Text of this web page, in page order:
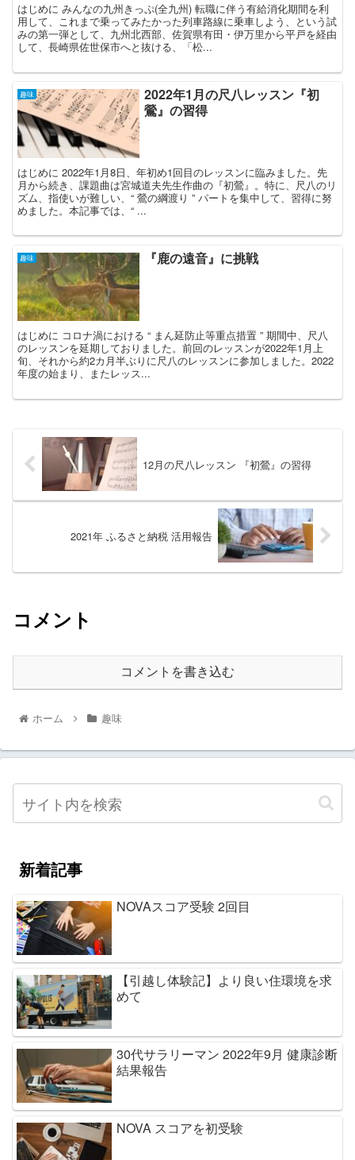
はじめに みんなの九州きっぷ(全九州) 転職に伴う有給消化期間を利
用して、これまで乗ってみたかった列車路線に乗車しよう、という試
みの第一弾として、九州北西部、佐賀県有田・伊万里から平戸を経由
して、長崎県佐世保市へと抜ける、「松...
趣味
2022年1月の尺八レッスン『初
鶯』の習得
はじめに 2022年1月8日、年初め1回目のレッスンに臨みました。先
月から続き、課題曲は宮城道夫先生作曲の『初鶯』。特に、尺八のリ
ズム、指使いが難しい、“ 鶯の綱渡り ” パートを集中して、習得に努
めました。本記事では、“ ...
趣味 『鹿の遠音』に挑戦
はじめに コロナ渦における “ まん延防止等重点措置 ” 期間中、尺八
のレッスンを延期しておりました。前回のレッスンが2022年1月上
旬、それから約2カ月半ぶりに尺八のレッスンに参加しました。2022
年度の始まり、またレッス...
12月の尺八レッスン 『初鶯』の習得
2021年 ふるさと納税 活用報告
コメント
コメントを書き込む
ホーム 趣味
新着記事
NOVAスコア受験 2回目
【引越し体験記】より良い住環境を求
めて
30代サラリーマン 2022年9月 健康診断
結果報告
NOVA スコアを初受験